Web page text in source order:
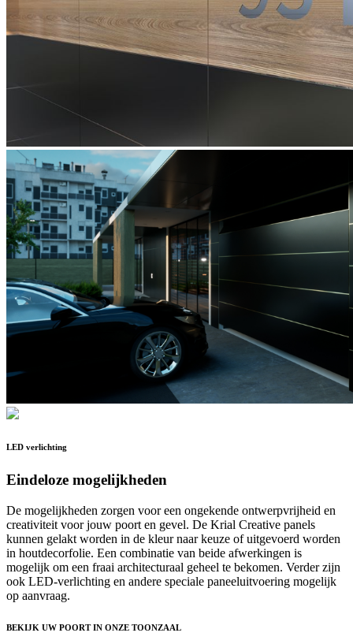
LED verlichting
Eindeloze mogelijkheden
De mogelijkheden zorgen voor een ongekende ontwerpvrijheid en
creativiteit voor jouw poort en gevel. De Krial Creative panels
kunnen gelakt worden in de kleur naar keuze of uitgevoerd worden
in houtdecorfolie. Een combinatie van beide afwerkingen is
mogelijk om een fraai architecturaal geheel te bekomen. Verder zijn
ook LED-verlichting en andere speciale paneeluitvoering mogelijk
op aanvraag.
BEKIJK UW POORT IN ONZE TOONZAAL